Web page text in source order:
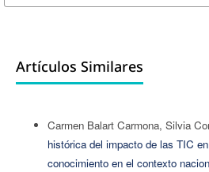
Artículos Similares
Carmen Balart Carmona, Silvia
histórica del impacto de las TIC
conocimiento en el contexto